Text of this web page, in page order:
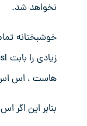
نخواهد شد.
خوشبختانه
هاست ، اس اس
بنابر این